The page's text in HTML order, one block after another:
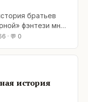
братьев
фэнтези мне
братья Гегель и
и садисты.
голод,
· 💬 0
история